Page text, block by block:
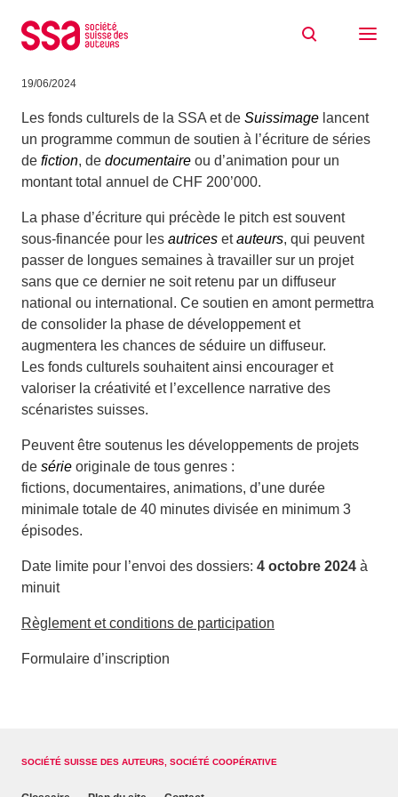
l’écriture de séries
19/06/2024
Les fonds culturels de la SSA et de Suissimage lancent
un programme commun de soutien à l’écriture de séries
de fiction, de documentaire ou d’animation pour un
montant total annuel de CHF 200’000.
La phase d’écriture qui précède le pitch est souvent
sous-financée pour les autrices etauteurs, qui peuvent
passer de longues semaines à travailler sur un projet
sans que ce dernier ne soit retenu par un diffuseur
national ou international. Ce soutien en amont permettra
de consolider la phase de développement et
augmentera les chances de séduire un diffuseur.
Les fonds culturels souhaitent ainsi encourager et
valoriser la créativité et l’excellence narrative des
scénaristes suisses.
Peuvent être soutenus les développements de projets
de série originale de tous genres :
fictions, documentaires, animations, d’une durée
minimale totale de 40 minutes divisée en minimum 3
épisodes.
Date limite pour l’envoi des dossiers: 4 octobre 2024 à
minuit
Règlement et conditions de participation
Formulaire d’inscription
SOCIÉTÉ SUISSE DES AUTEURS, SOCIÉTÉ COOPÉRATIVE